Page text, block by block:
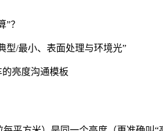
？
型/最小、表面处理与环境光”
亮度沟通模板